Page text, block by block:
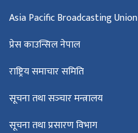
Asia Pacific Broadcasting Union
प्रेस काउन्सिल नेपाल
राष्ट्रिय समाचार समिति
सूचना तथा सञ्‍चार मन्त्रालय
सूचना तथा प्रसारण विभाग